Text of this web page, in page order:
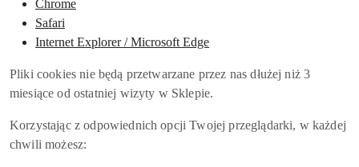
Chrome
Safari
Internet Explorer / Microsoft Edge
Pliki cookies nie będą przetwarzane przez nas dłużej niż 3
miesiące od ostatniej wizyty w Sklepie.
Korzystając z odpowiednich opcji Twojej przeglądarki, w każdej
chwili możesz: